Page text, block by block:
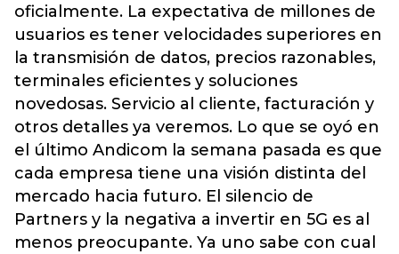
oficialmente. La expectativa de millones de
usuarios es tener velocidades superiores en
la transmisión de datos, precios razonables,
terminales eficientes y soluciones
novedosas. Servicio al cliente, facturación y
otros detalles ya veremos. Lo que se oyó en
el último Andicom la semana pasada es que
cada empresa tiene una visión distinta del
mercado hacia futuro. El silencio de
Partners y la negativa a invertir en 5G es al
menos preocupante. Ya uno sabe con cual